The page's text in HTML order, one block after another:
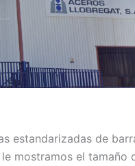
estandarizadas de
mostramos el tamaño